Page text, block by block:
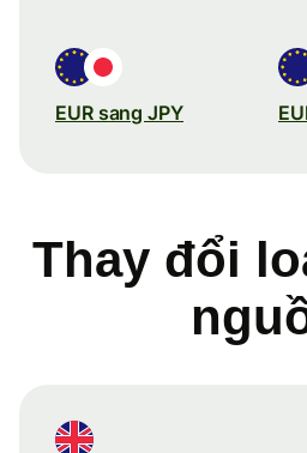
EUR sang JPY
Thay đổi